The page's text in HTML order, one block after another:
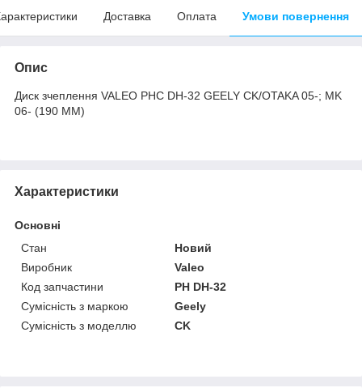
Доставка Оплата Умови повернення
Опис
Диск зчеплення VALEO PHC DH-32 GEELY CK/OTAKA 05-; MK
06- (190 ММ)
Характеристики
Основні
Стан
Новий
Виробник
Valeo
Код запчастини
PH DH-32
Сумісність з маркою
Geely
Сумісність з моделлю
CK